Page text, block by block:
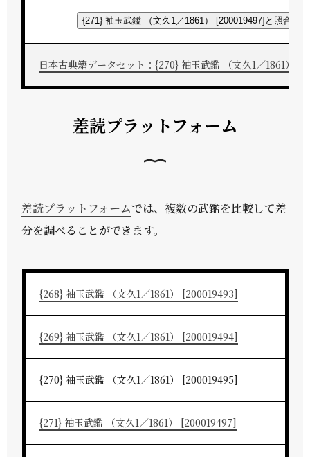
{271} 袖玉武鑑 （文久1／1861） [200019497]と照合する
日本古典籍データセット：{270} 袖玉武鑑 （文久1／1861）
差読プラットフォーム
差読プラットフォームでは、複数の武鑑を比較して差
分を調べることができます。
{268} 袖玉武鑑 （文久1／1861） [200019493]
{269} 袖玉武鑑 （文久1／1861） [200019494]
{270} 袖玉武鑑 （文久1／1861） [200019495]
{271} 袖玉武鑑 （文久1／1861） [200019497]